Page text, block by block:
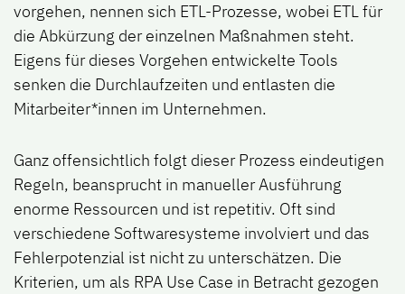
vorgehen, nennen sich ETL-Prozesse, wobei ETL für
die Abkürzung der einzelnen Maßnahmen steht.
Eigens für dieses Vorgehen entwickelte Tools
senken die Durchlaufzeiten und entlasten die
Mitarbeiter*innen im Unternehmen.
Ganz offensichtlich folgt dieser Prozess eindeutigen
Regeln, beansprucht in manueller Ausführung
enorme Ressourcen und ist repetitiv. Oft sind
verschiedene Softwaresysteme involviert und das
Fehlerpotenzial ist nicht zu unterschätzen. Die
Kriterien, um als RPA Use Case in Betracht gezogen